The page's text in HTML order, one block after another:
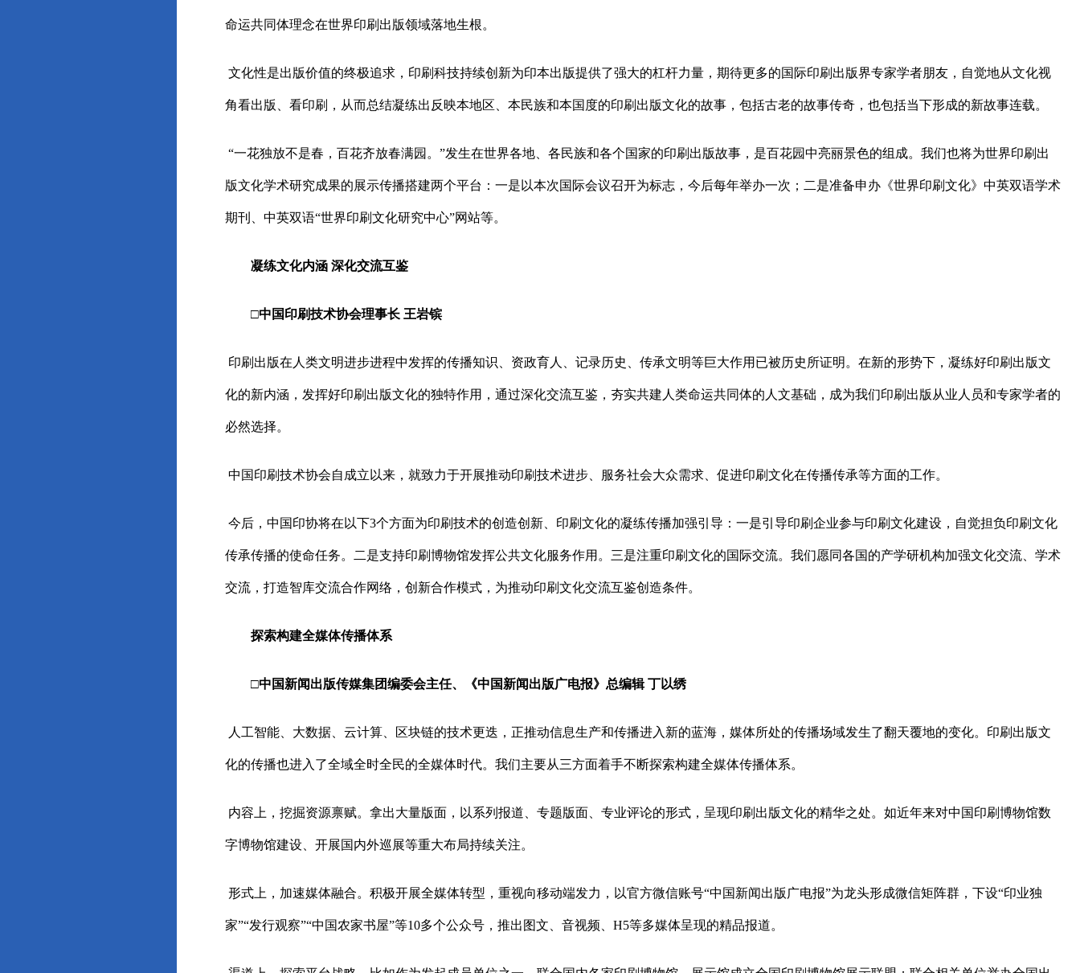
命运共同体理念在世界印刷出版领域落地生根。
文化性是出版价值的终极追求，印刷科技持续创新为印本出版提供了强大的杠杆力量，期待更多的国际印刷出版界专家学者朋友，自觉地从文化视
角看出版、看印刷，从而总结凝练出反映本地区、本民族和本国度的印刷出版文化的故事，包括古老的故事传奇，也包括当下形成的新故事连载。
“一花独放不是春，百花齐放春满园。”发生在世界各地、各民族和各个国家的印刷出版故事，是百花园中亮丽景色的组成。我们也将为世界印刷出
版文化学术研究成果的展示传播搭建两个平台：一是以本次国际会议召开为标志，今后每年举办一次；二是准备申办《世界印刷文化》中英双语学术
期刊、中英双语“世界印刷文化研究中心”网站等。
凝练文化内涵 深化交流互鉴
□中国印刷技术协会理事长 王岩镔
印刷出版在人类文明进步进程中发挥的传播知识、资政育人、记录历史、传承文明等巨大作用已被历史所证明。在新的形势下，凝练好印刷出版文
化的新内涵，发挥好印刷出版文化的独特作用，通过深化交流互鉴，夯实共建人类命运共同体的人文基础，成为我们印刷出版从业人员和专家学者的
必然选择。
中国印刷技术协会自成立以来，就致力于开展推动印刷技术进步、服务社会大众需求、促进印刷文化在传播传承等方面的工作。
今后，中国印协将在以下3个方面为印刷技术的创造创新、印刷文化的凝练传播加强引导：一是引导印刷企业参与印刷文化建设，自觉担负印刷文化
传承传播的使命任务。二是支持印刷博物馆发挥公共文化服务作用。三是注重印刷文化的国际交流。我们愿同各国的产学研机构加强文化交流、学术
交流，打造智库交流合作网络，创新合作模式，为推动印刷文化交流互鉴创造条件。
探索构建全媒体传播体系
□中国新闻出版传媒集团编委会主任、《中国新闻出版广电报》总编辑 丁以绣
人工智能、大数据、云计算、区块链的技术更迭，正推动信息生产和传播进入新的蓝海，媒体所处的传播场域发生了翻天覆地的变化。印刷出版文
化的传播也进入了全域全时全民的全媒体时代。我们主要从三方面着手不断探索构建全媒体传播体系。
内容上，挖掘资源禀赋。拿出大量版面，以系列报道、专题版面、专业评论的形式，呈现印刷出版文化的精华之处。如近年来对中国印刷博物馆数
字博物馆建设、开展国内外巡展等重大布局持续关注。
形式上，加速媒体融合。积极开展全媒体转型，重视向移动端发力，以官方微信账号“中国新闻出版广电报”为龙头形成微信矩阵群，下设“印业独
家”“发行观察”“中国农家书屋”等10多个公众号，推出图文、音视频、H5等多媒体呈现的精品报道。